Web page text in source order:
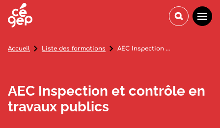
AEC Inspection et contrôle en
travaux publics
Accueil Liste des formations AEC Inspection et contrôle en travaux publics